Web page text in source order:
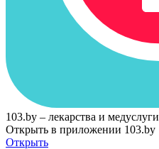
103.by – лекарства и медуслуги
Открыть в приложении 103.by
Открыть